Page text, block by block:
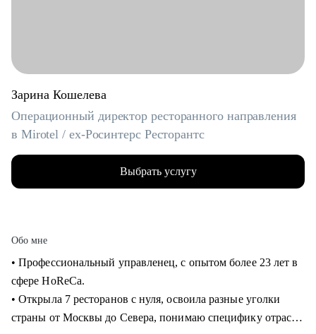
Зарина Кошелева
Операционный директор ресторанного направления
в Mirotel / ex-Росинтерс Ресторантс
Выбрать услугу
Обо мне
• Профессиональный управленец, с опытом более 23 лет в
сфере HoReCa.
• Открыла 7 ресторанов с нуля, освоила разные уголки
страны от Москвы до Севера, понимаю специфику отрасли